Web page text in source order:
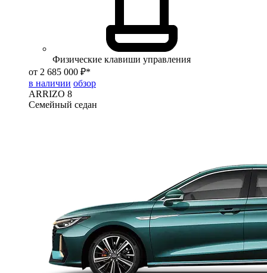
Физические клавиши управления
от 2 685 000 ₽*
в наличии обзор
ARRIZO 8
Семейный седан